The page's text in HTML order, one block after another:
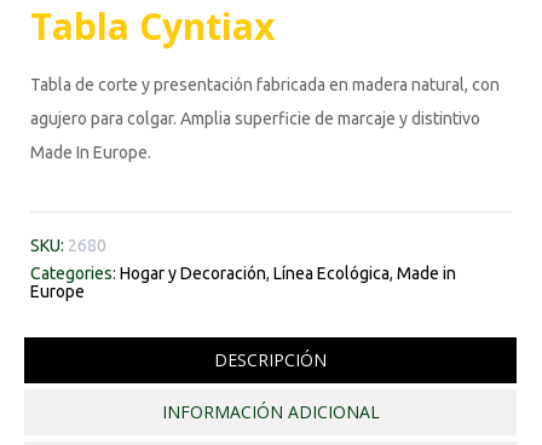
Tabla Cyntiax
Tabla de corte y presentación fabricada en madera natural, con
agujero para colgar. Amplia superficie de marcaje y distintivo
Made In Europe.
SKU: 2680
Categories: Hogar y Decoración, Línea Ecológica, Made in
Europe
DESCRIPCIÓN
INFORMACIÓN ADICIONAL